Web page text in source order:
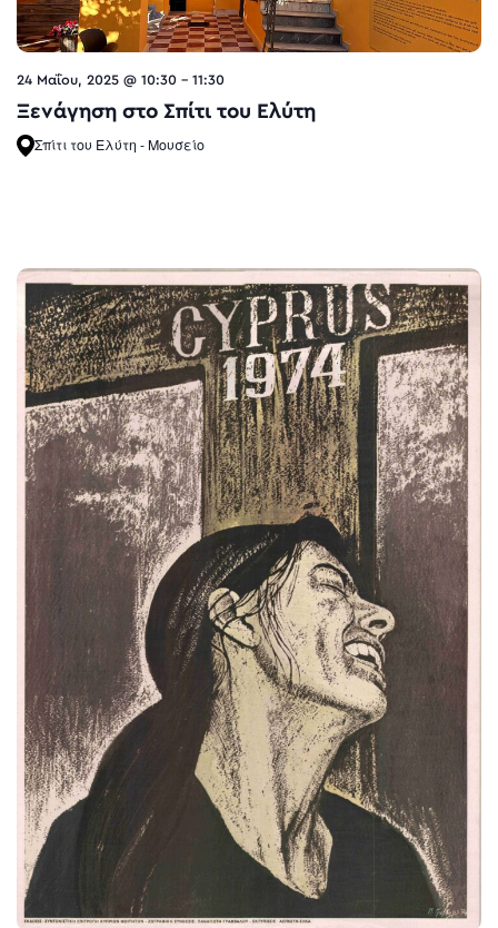
24 Μαΐου, 2025 @ 10:30 - 11:30
Ξενάγηση στο Σπίτι του Ελύτη
Σπίτι του Ελύτη - Μουσείο